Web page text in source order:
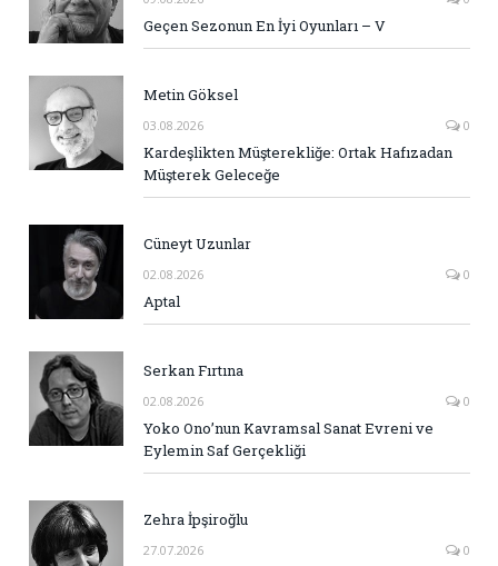
Geçen Sezonun En İyi Oyunları – V
Metin Göksel
03.08.2026 0
Kardeşlikten Müşterekliğe: Ortak Hafızadan
Müşterek Geleceğe
Cüneyt Uzunlar
02.08.2026 0
Aptal
Serkan Fırtına
02.08.2026 0
Yoko Ono’nun Kavramsal Sanat Evreni ve
Eylemin Saf Gerçekliği
Zehra İpşiroğlu
27.07.2026 0